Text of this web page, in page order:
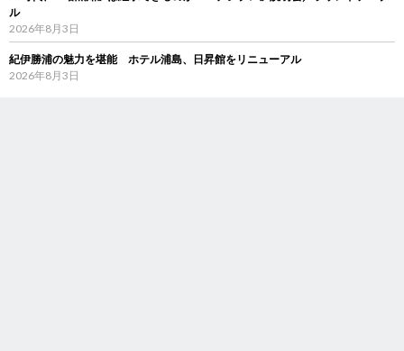
ル
2026年8月3日
紀伊勝浦の魅力を堪能 ホテル浦島、日昇館をリニューアル
2026年8月3日